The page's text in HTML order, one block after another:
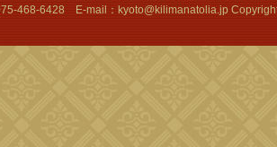
468-6428 E-mail：kyoto@kilimanatolia.jp